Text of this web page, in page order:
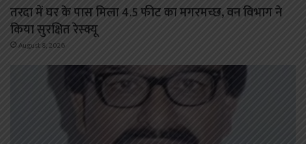
तरदा में घर के पास मिला 4.5 फीट का मगरमच्छ, वन विभाग ने
किया सुरक्षित रेस्क्यू
August 8, 2026